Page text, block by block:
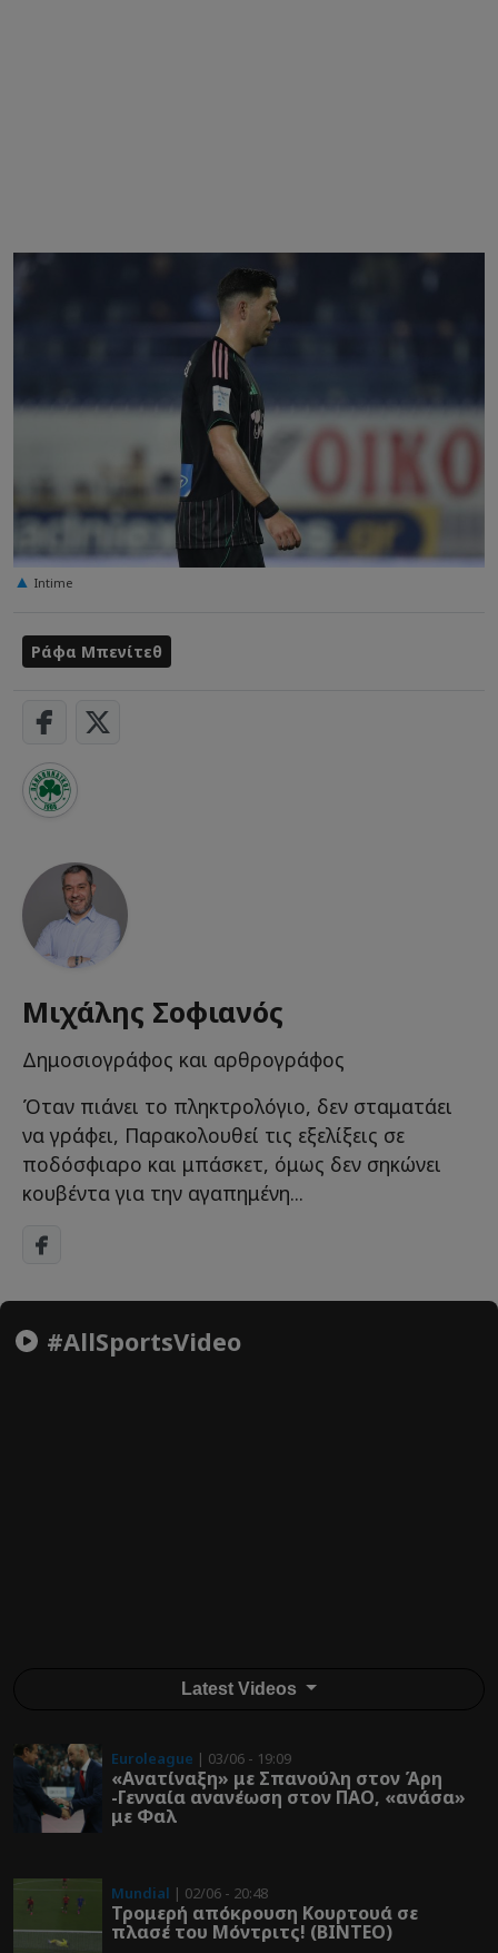
Intime
Ράφα Μπενίτεθ
Μιχάλης Σοφιανός
Δημοσιογράφος και αρθρογράφος
Όταν πιάνει το πληκτρολόγιο, δεν σταματάει
να γράφει, Παρακολουθεί τις εξελίξεις σε
ποδόσφιαρο και μπάσκετ, όμως δεν σηκώνει
κουβέντα για την αγαπημένη...
#AllSportsVideo
Latest Videos
Euroleague | 03/06 - 19:09
«Ανατίναξη» με Σπανούλη στον Άρη
-Γενναία ανανέωση στον ΠΑΟ, «ανάσα»
με Φαλ
Mundial | 02/06 - 20:48
Τρομερή απόκρουση Κουρτουά σε
πλασέ του Μόντριτς! (ΒΙΝΤΕΟ)